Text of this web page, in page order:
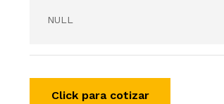
NULL